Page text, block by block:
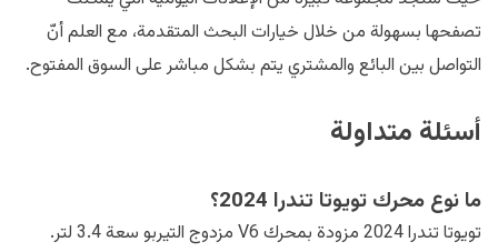
تصفحها بسهولة من خلال خيارات البحث المتقدمة، مع العلم أنّ
التواصل بين البائع والمشتري يتم بشكل مباشر على السوق المفتوح.
أسئلة متداولة
ما نوع محرك تويوتا تندرا 2024؟
تويوتا تندرا 2024 مزودة بمحرك V6 مزدوج التيربو سعة 3.4 لتر.